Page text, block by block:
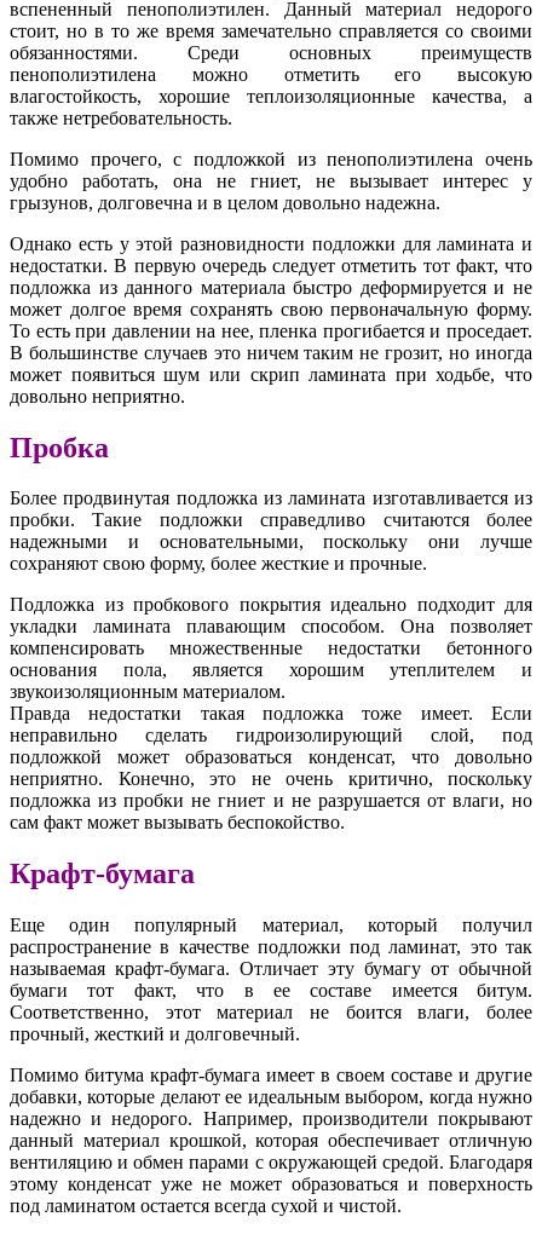
вспененный пенополиэтилен. Данный материал недорого
стоит, но в то же время замечательно справляется со своими
обязанностями. Среди основных преимуществ
пенополиэтилена можно отметить его высокую
влагостойкость, хорошие теплоизоляционные качества, а
также нетребовательность.
Помимо прочего, с подложкой из пенополиэтилена очень
удобно работать, она не гниет, не вызывает интерес у
грызунов, долговечна и в целом довольно надежна.
Однако есть у этой разновидности подложки для ламината и
недостатки. В первую очередь следует отметить тот факт, что
подложка из данного материала быстро деформируется и не
может долгое время сохранять свою первоначальную форму.
То есть при давлении на нее, пленка прогибается и проседает.
В большинстве случаев это ничем таким не грозит, но иногда
может появиться шум или скрип ламината при ходьбе, что
довольно неприятно.
Пробка
Более продвинутая подложка из ламината изготавливается из
пробки. Такие подложки справедливо считаются более
надежными и основательными, поскольку они лучше
сохраняют свою форму, более жесткие и прочные.
Подложка из пробкового покрытия идеально подходит для
укладки ламината плавающим способом. Она позволяет
компенсировать множественные недостатки бетонного
основания пола, является хорошим утеплителем и
звукоизоляционным материалом.
Правда недостатки такая подложка тоже имеет. Если
неправильно сделать гидроизолирующий слой, под
подложкой может образоваться конденсат, что довольно
неприятно. Конечно, это не очень критично, поскольку
подложка из пробки не гниет и не разрушается от влаги, но
сам факт может вызывать беспокойство.
Крафт-бумага
Еще один популярный материал, который получил
распространение в качестве подложки под ламинат, это так
называемая крафт-бумага. Отличает эту бумагу от обычной
бумаги тот факт, что в ее составе имеется битум.
Соответственно, этот материал не боится влаги, более
прочный, жесткий и долговечный.
Помимо битума крафт-бумага имеет в своем составе и другие
добавки, которые делают ее идеальным выбором, когда нужно
надежно и недорого. Например, производители покрывают
данный материал крошкой, которая обеспечивает отличную
вентиляцию и обмен парами с окружающей средой. Благодаря
этому конденсат уже не может образоваться и поверхность
под ламинатом остается всегда сухой и чистой.